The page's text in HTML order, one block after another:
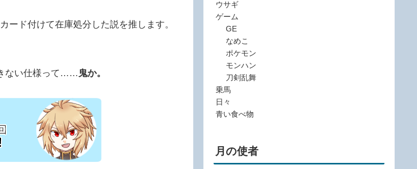
ード付けて在庫処分した説を推します。
ない仕様って……鬼か。
ウサギ
ゲーム
GE
なめこ
ポケモン
モンハン
刀剣乱舞
乗馬
日々
青い食べ物
月の使者